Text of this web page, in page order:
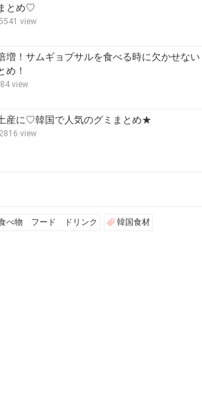
とめ♡
view
増！サムギョプサルを食べる時に欠かせない
め！
view
産に♡韓国で人気のグミまとめ★
view
べ物 フード ドリンク 韓国食材